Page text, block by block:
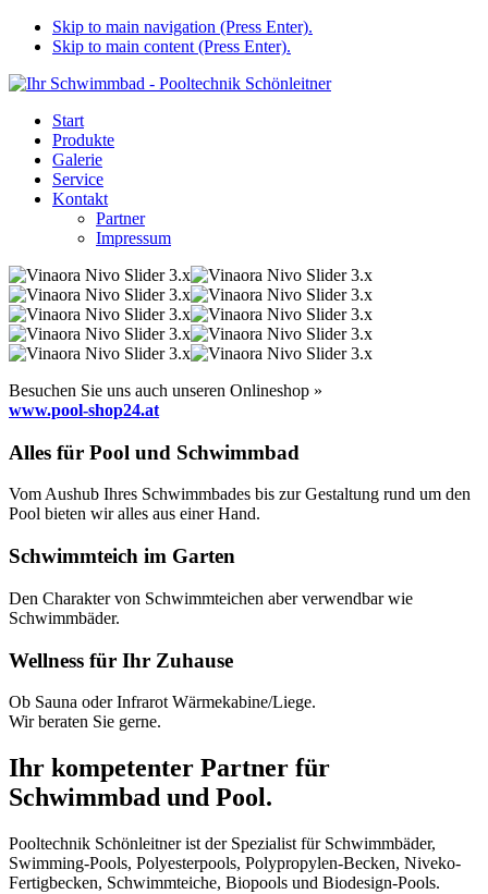
Skip to main navigation (Press Enter).
Skip to main content (Press Enter).
Start
Produkte
Galerie
Service
Kontakt
Partner
Impressum
Besuchen Sie uns auch unseren Onlineshop »
www.pool-shop24.at
Alles für Pool und Schwimmbad
Vom Aushub Ihres Schwimmbades bis zur Gestaltung rund um den
Pool bieten wir alles aus einer Hand.
Schwimmteich im Garten
Den Charakter von Schwimmteichen aber verwendbar wie
Schwimmbäder.
Wellness für Ihr Zuhause
Ob Sauna oder Infrarot Wärmekabine/Liege.
Wir beraten Sie gerne.
Ihr kompetenter Partner für
Schwimmbad und Pool.
Pooltechnik Schönleitner ist der Spezialist für Schwimmbäder,
Swimming-Pools, Polyesterpools, Polypropylen-Becken, Niveko-
Fertigbecken, Schwimmteiche, Biopools und Biodesign-Pools.